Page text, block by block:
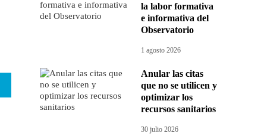
la labor formativa
e informativa del
Observatorio
1 agosto 2026
Anular las citas
que no se utilicen y
optimizar los
recursos sanitarios
30 julio 2026